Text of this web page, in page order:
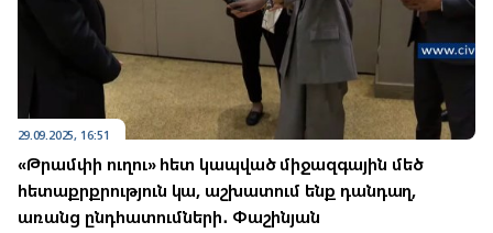
29.09.2025, 16:51
«Թրամփի ուղու» հետ կապված միջազգային մեծ
հետաքրքրություն կա, աշխատում ենք դանդաղ,
առանց ընդհատումների․ Փաշինյան